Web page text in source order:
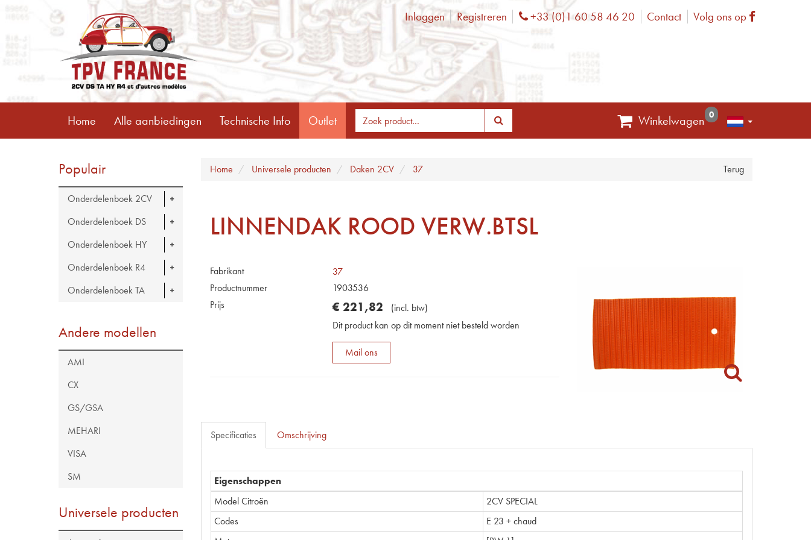
Inloggen Registreren Phone
+33 (0)1 60 58 46 20 Contact Volg ons op Facebook
Home Alle aanbiedingen Technische Info Outlet Winkelwagen 0
Populair
Onderdelenboek 2CV
Onderdelenboek DS
Onderdelenboek HY
Onderdelenboek R4
Onderdelenboek TA
Andere modellen
AMI
CX
GS/GSA
MEHARI
VISA
SM
Universele producten
Terug
Home Universele producten Daken 2CV 37
LINNENDAK ROOD VERW.BTSL
Fabrikant
37
Productnummer
1903536
Prijs
€ 221,82 (incl. btw)
Dit product kan op dit moment niet besteld worden
Mail ons
Specificaties Omschrijving
Eigenschappen
Model Citroën
2CV SPECIAL
Codes
E 23 + chaud